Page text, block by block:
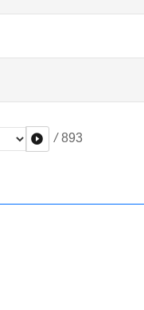
/ 893